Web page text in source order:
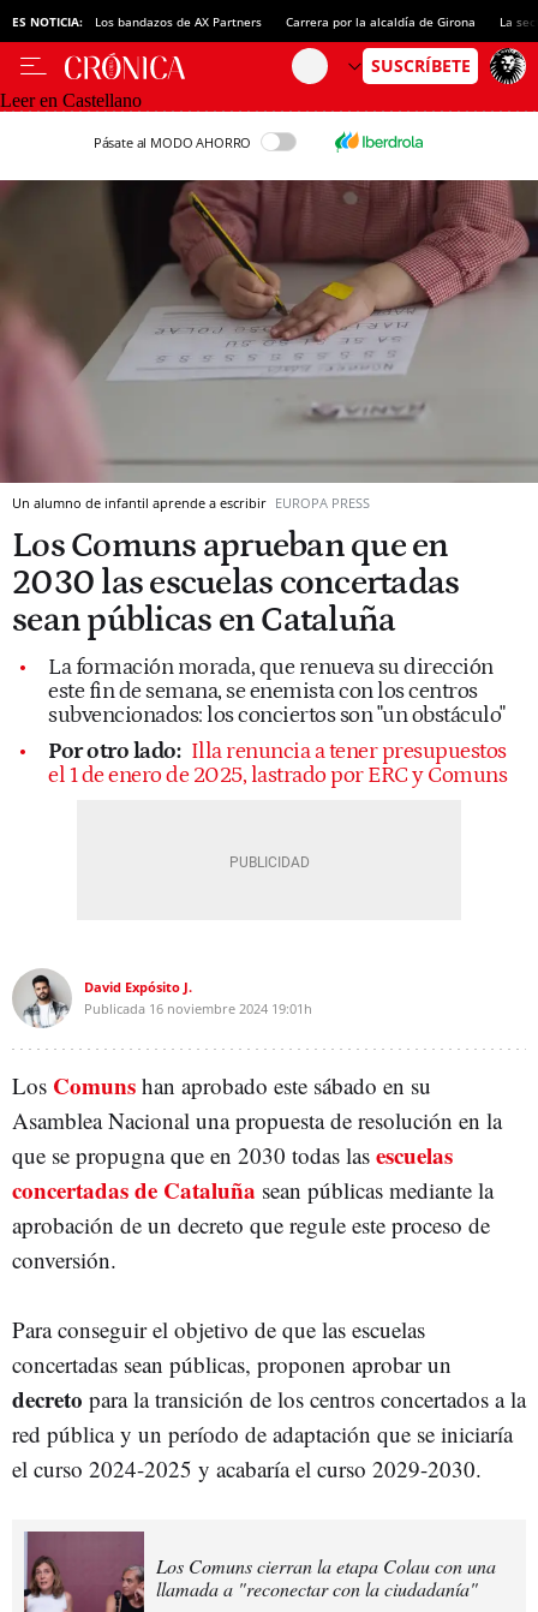
ES NOTICIA: Los bandazos de AX Partners Carrera por la alcaldía de Girona La
Leer en Castellano
Pásate al MODO AHORRO
Un alumno de infantil aprende a escribir EUROPA PRESS
Los Comuns aprueban que en
2030 las escuelas concertadas
sean públicas en Cataluña
La formación morada, que renueva su dirección
este fin de semana, se enemista con los centros
subvencionados: los conciertos son "un obstáculo"
Por otro lado: Illa renuncia a tener presupuestos
el 1 de enero de 2025, lastrado por ERC y Comuns
David Expósito J.
Publicada 16 noviembre 2024 19:01h
Los Comuns han aprobado este sábado en su
Asamblea Nacional una propuesta de resolución en la
que se propugna que en 2030 todas las escuelas
concertadas de Cataluña sean públicas mediante la
aprobación de un decreto que regule este proceso de
conversión.
Para conseguir el objetivo de que las escuelas
concertadas sean públicas, proponen aprobar un
decreto para la transición de los centros concertados a la
red pública y un período de adaptación que se iniciaría
el curso 2024-2025 y acabaría el curso 2029-2030.
Los Comuns cierran la etapa Colau con una
llamada a "reconectar con la ciudadanía"